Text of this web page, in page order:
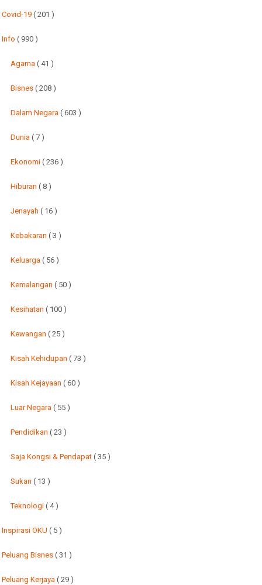
Covid-19 ( 201 )
Info ( 990 )
Agama ( 41 )
Bisnes ( 208 )
Dalam Negara ( 603 )
Dunia ( 7 )
Ekonomi ( 236 )
Hiburan ( 8 )
Jenayah ( 16 )
Kebakaran ( 3 )
Keluarga ( 56 )
Kemalangan ( 50 )
Kesihatan ( 100 )
Kewangan ( 25 )
Kisah Kehidupan ( 73 )
Kisah Kejayaan ( 60 )
Luar Negara ( 55 )
Pendidikan ( 23 )
Saja Kongsi & Pendapat ( 35 )
Sukan ( 13 )
Teknologi ( 4 )
Inspirasi OKU ( 5 )
Peluang Bisnes ( 31 )
Peluang Kerjaya ( 29 )